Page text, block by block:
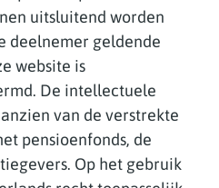
uitsluitend worden
deelnemer geldende
website is
De intellectuele
van de verstrekte
pensioenfonds, de
Op het gebruik